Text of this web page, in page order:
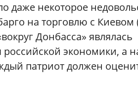
даже некоторое
на торговлю с Киевом
Донбасса» являлась
экономики, а
патриот должен